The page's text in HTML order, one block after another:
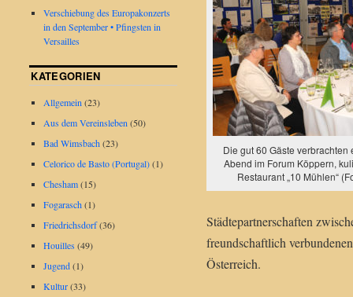
Die gut 60 Gäste
Abend im Forum Köppern,
Restaurant „10 Mühlen“
Städtepartnerschaften
freundschaftlich
Österreich.
Verschiebung des Europakonzerts
in den September • Pfingsten in
Versailles
KATEGORIEN
Allgemein (23)
Aus dem Vereinsleben (50)
Bad Wimsbach(23)
Celorico de Basto (Portugal)(1)
Chesham(15)
Fogarasch(1)
Friedrichsdorf(36)
Houilles(49)
Jugend(1)
Kultur(33)